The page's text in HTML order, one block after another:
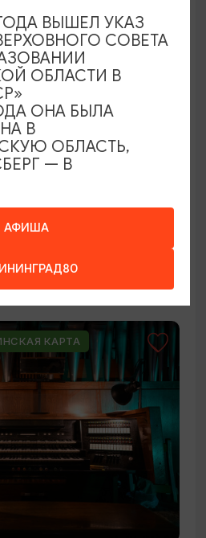
«Янтарь-холл»
КАРТА
АФИША
ВЫШЕЛ УКАЗ
СОВЕТА
ОБЛАСТИ В
ОНА БЫЛА
В
ОБЛАСТЬ,
— В